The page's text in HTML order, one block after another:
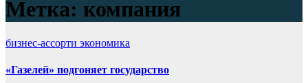
Метка: компания
бизнес-ассорти экономика
«Газелей» подгоняет государство